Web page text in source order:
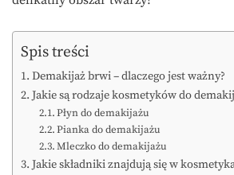
Spis treści
Demakijaż brwi – dlaczego jest ważny?
Jakie są rodzaje kosmetyków do
Płyn do demakijażu
Pianka do demakijażu
Mleczko do demakijażu
Jakie składniki znajdują się w